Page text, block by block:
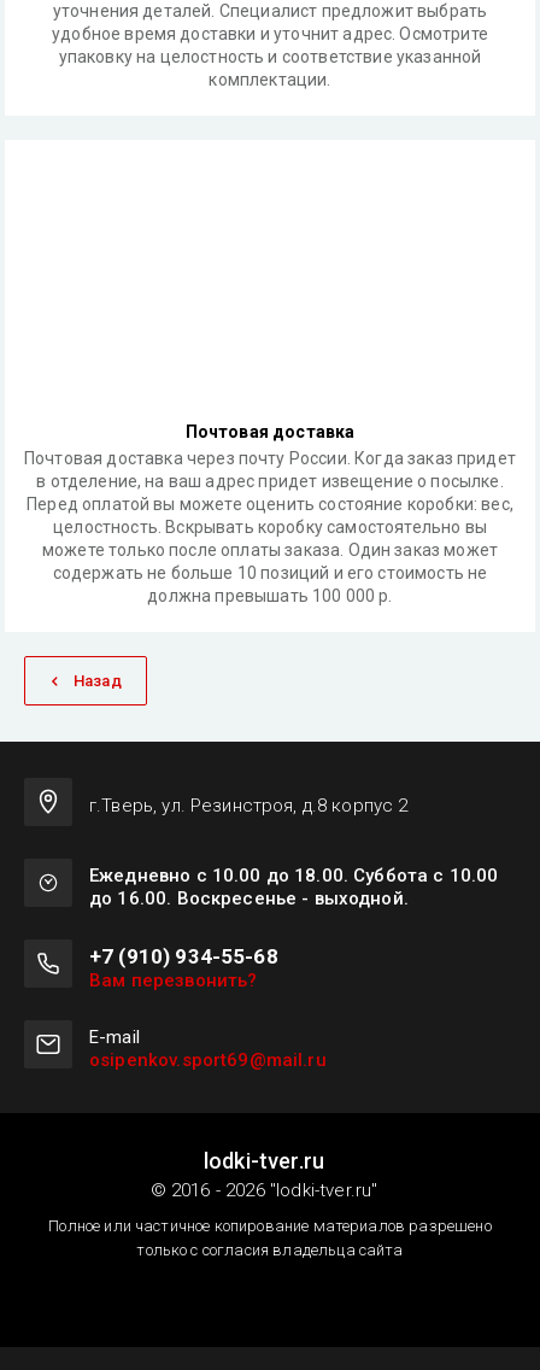
уточнения деталей. Специалист предложит выбрать
удобное время доставки и уточнит адрес. Осмотрите
упаковку на целостность и соответствие указанной
комплектации.
Почтовая доставка
Почтовая доставка через почту России. Когда заказ придет
в отделение, на ваш адрес придет извещение о посылке.
Перед оплатой вы можете оценить состояние коробки: вес,
целостность. Вскрывать коробку самостоятельно вы
можете только после оплаты заказа. Один заказ может
содержать не больше 10 позиций и его стоимость не
должна превышать 100 000 р.
Назад
г.Тверь, ул. Резинстроя, д.8 корпус 2
Ежедневно с 10.00 до 18.00. Суббота с 10.00
до 16.00. Воскресенье - выходной.
+7 (910) 934-55-68
Вам перезвонить?
Е-mail
osipenkov.sport69@mail.ru
lodki-tver.ru
© 2016 - 2026 "lodki-tver.ru"
Полное или частичное копирование материалов разрешено
только с согласия владельца сайта